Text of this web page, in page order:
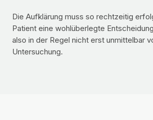
Die Aufklärung muss so rechtzeitig
Patient eine wohlüberlegte
also in der Regel nicht erst unmittelbar
Untersuchung.